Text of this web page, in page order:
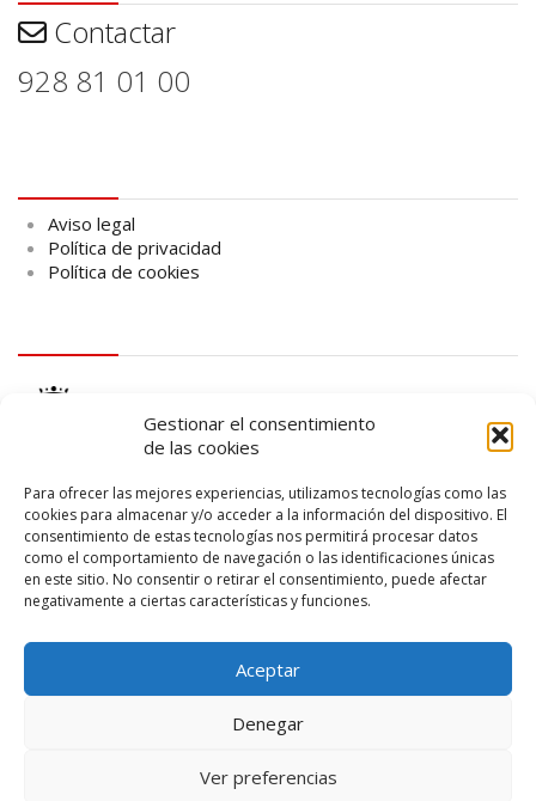
Gestionar el consentimiento
de las cookies
Para ofrecer las mejores experiencias, utilizamos tecnologías como las
cookies para almacenar y/o acceder a la información del dispositivo. El
consentimiento de estas tecnologías nos permitirá procesar datos
como el comportamiento de navegación o las identificaciones únicas
en este sitio. No consentir o retirar el consentimiento, puede afectar
negativamente a ciertas características y funciones.
Aceptar
Denegar
Ver preferencias
Contactar
928 81 01 00
Aviso legal
Política de privacidad
Política de cookies
logo SID